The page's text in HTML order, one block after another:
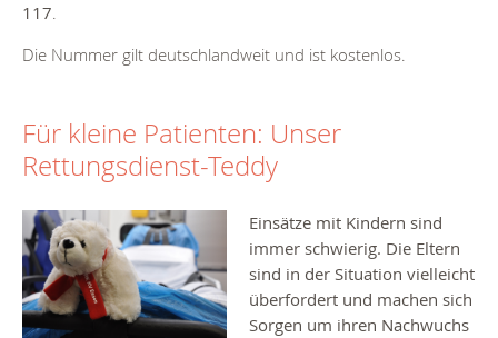
117.
Die Nummer gilt deutschlandweit und ist kostenlos.
Für kleine Patienten: Unser
Rettungsdienst-Teddy
Einsätze mit Kindern sind
immer schwierig. Die Eltern
sind in der Situation vielleicht
überfordert und machen sich
Sorgen um ihren Nachwuchs